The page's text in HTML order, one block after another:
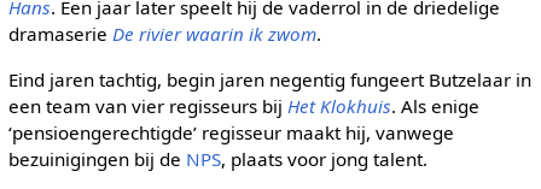
Hans. Een jaar later speelt hij de vaderrol in de driedelige
dramaserie De rivier waarin ik zwom.
Eind jaren tachtig, begin jaren negentig fungeert Butzelaar in
een team van vier regisseurs bij Het Klokhuis. Als enige
‘pensioengerechtigde’ regisseur maakt hij, vanwege
bezuinigingen bij de NPS, plaats voor jong talent.